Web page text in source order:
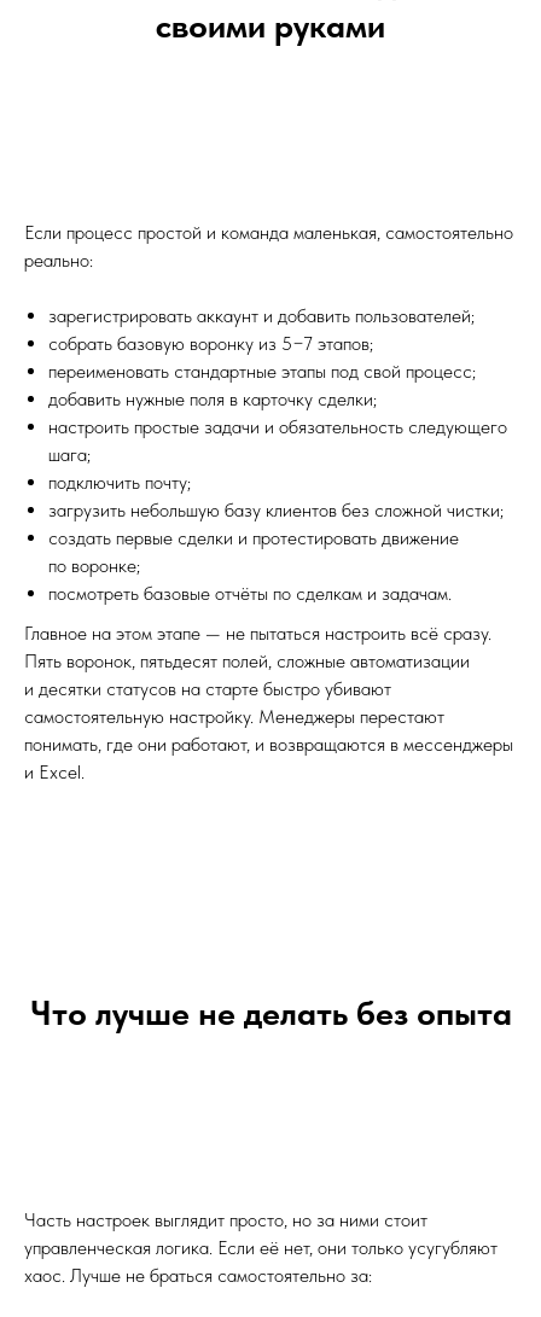
своими руками
Если процесс простой и команда маленькая, самостоятельно
реально:
зарегистрировать аккаунт и добавить пользователей;
собрать базовую воронку из 5−7 этапов;
переименовать стандартные этапы под свой процесс;
добавить нужные поля в карточку сделки;
настроить простые задачи и обязательность следующего
шага;
подключить почту;
загрузить небольшую базу клиентов без сложной чистки;
создать первые сделки и протестировать движение
по воронке;
посмотреть базовые отчёты по сделкам и задачам.
Главное на этом этапе — не пытаться настроить всё сразу.
Пять воронок, пятьдесят полей, сложные автоматизации
и десятки статусов на старте быстро убивают
самостоятельную настройку. Менеджеры перестают
понимать, где они работают, и возвращаются в мессенджеры
и Excel.
Что лучше не делать без опыта
Часть настроек выглядит просто, но за ними стоит
управленческая логика. Если её нет, они только усугубляют
хаос. Лучше не браться самостоятельно за: